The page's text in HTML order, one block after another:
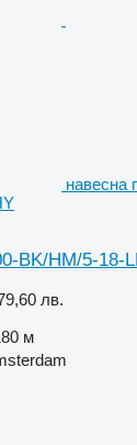
навесна
BK/HM/5-18-
лв.
м